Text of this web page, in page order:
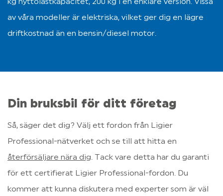
kg nyttolastkapacitet, 200 kg i en enklare version. Vissa
av våra modeller är elektriska, vilket ger dig en lägre
driftkostnad än en bensin/diesel motor.
Din bruksbil för ditt företag
Så, säger det dig? Välj ett fordon från Ligier
återförsäljare nära dig. Tack vare detta har du garanti
för ett certifierat Ligier Professional-fordon. Du
kommer att kunna diskutera med experter som är väl